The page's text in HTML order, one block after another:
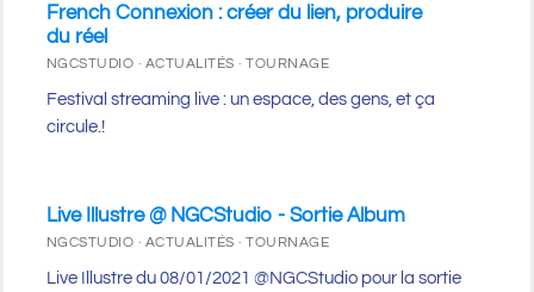
French Connexion : créer du lien, produire
du réel
NGCSTUDIO · ACTUALITÉS · TOURNAGE
Festival streaming live : un espace, des gens, et ça
circule.!
Live Illustre @ NGCStudio - Sortie Album
NGCSTUDIO · ACTUALITÉS · TOURNAGE
Live Illustre du 08/01/2021 @NGCStudio pour la sortie